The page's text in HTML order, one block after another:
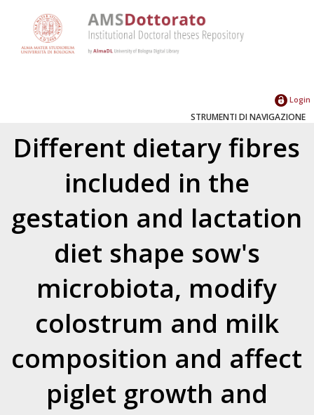
Login
STRUMENTI DI NAVIGAZIONE
Different dietary fibres
included in the
gestation and lactation
diet shape sow's
microbiota, modify
colostrum and milk
composition and affect
piglet growth and